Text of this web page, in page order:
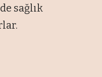
sağlık